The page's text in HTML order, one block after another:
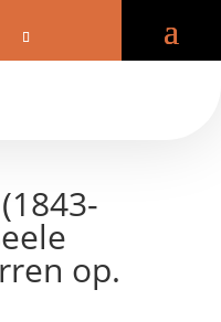
op.